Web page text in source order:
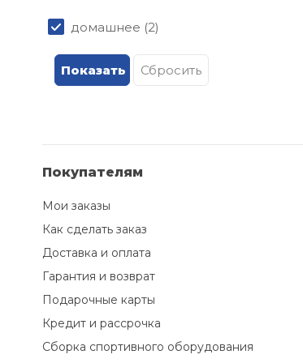
домашнее (2)
Покупателям
Мои заказы
Как сделать заказ
Доставка и оплата
Гарантия и возврат
Подарочные карты
Кредит и рассрочка
Сборка спортивного оборудования